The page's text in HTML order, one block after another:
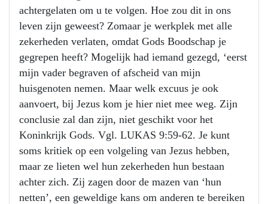
achtergelaten om u te volgen. Hoe zou dit in ons
leven zijn geweest? Zomaar je werkplek met alle
zekerheden verlaten, omdat Gods Boodschap je
gegrepen heeft? Mogelijk had iemand gezegd, ‘eerst
mijn vader begraven of afscheid van mijn
huisgenoten nemen. Maar welk excuus je ook
aanvoert, bij Jezus kom je hier niet mee weg. Zijn
conclusie zal dan zijn, niet geschikt voor het
Koninkrijk Gods. Vgl. LUKAS 9:59-62. Je kunt
soms kritiek op een volgeling van Jezus hebben,
maar ze lieten wel hun zekerheden hun bestaan
achter zich. Zij zagen door de mazen van ‘hun
netten’, een geweldige kans om anderen te bereiken